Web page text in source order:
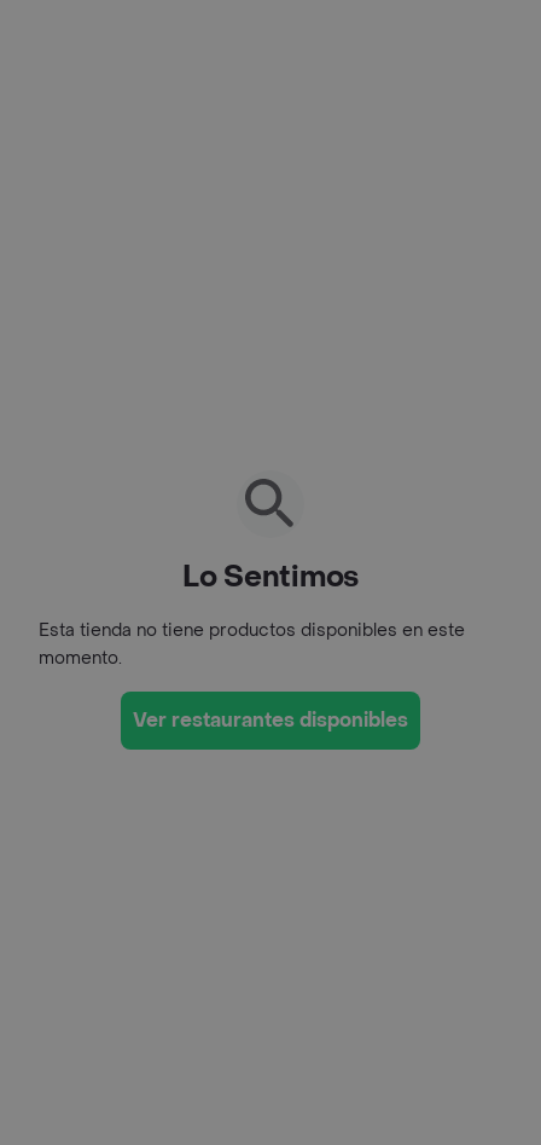
Lo Sentimos
Esta tienda no tiene productos disponibles en este
momento.
Ver restaurantes disponibles